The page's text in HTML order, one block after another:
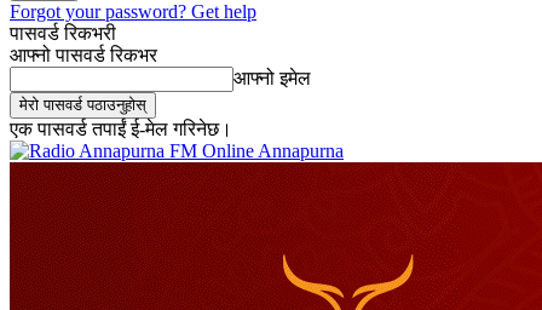
Forgot your password? Get help
पासवर्ड रिकभरी
आफ्नो पासवर्ड रिकभर
आफ्नो इमेल
एक पासवर्ड तपाईं ई-मेल गरिनेछ।
Online Annapurna